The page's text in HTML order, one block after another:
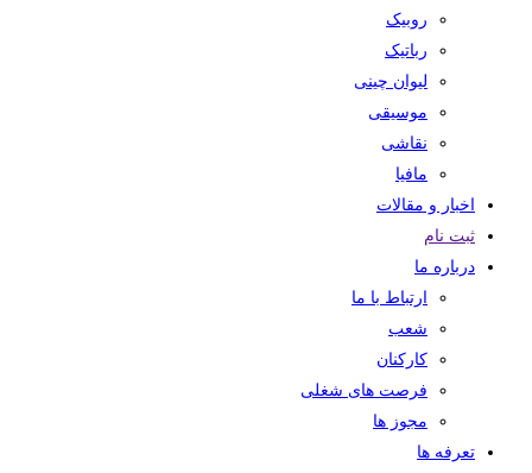
روبیک
رباتیک
لیوان چینی
موسیقی
نقاشی
مافیا
اخبار و مقالات
ثبت نام
درباره ما
ارتباط با ما
شعب
کارکنان
فرصت های شغلی
مجوز ها
تعرفه ها